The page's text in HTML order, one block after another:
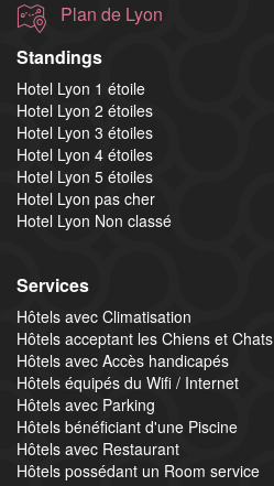
Plan de Lyon
Standings
Hotel Lyon 1 étoile
Hotel Lyon 2 étoiles
Hotel Lyon 3 étoiles
Hotel Lyon 4 étoiles
Hotel Lyon 5 étoiles
Hotel Lyon pas cher
Hotel Lyon Non classé
Services
Hôtels avec Climatisation
Hôtels acceptant les Chiens et Chats
Hôtels avec Accès handicapés
Hôtels équipés du Wifi / Internet
Hôtels avec Parking
Hôtels bénéficiant d'une Piscine
Hôtels avec Restaurant
Hôtels possédant un Room service